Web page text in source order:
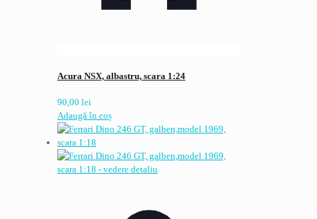
Acura NSX, albastru, scara 1:24
90,00 lei
Adaugă în coș